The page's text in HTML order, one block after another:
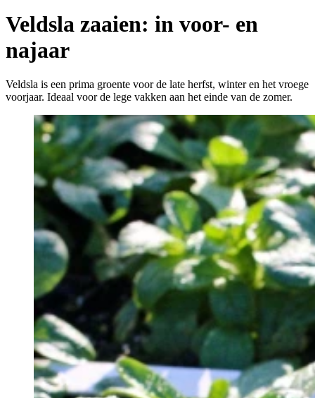
Veldsla zaaien: in voor- en
najaar
Veldsla is een prima groente voor de late herfst, winter en het vroege
voorjaar. Ideaal voor de lege vakken aan het einde van de zomer.